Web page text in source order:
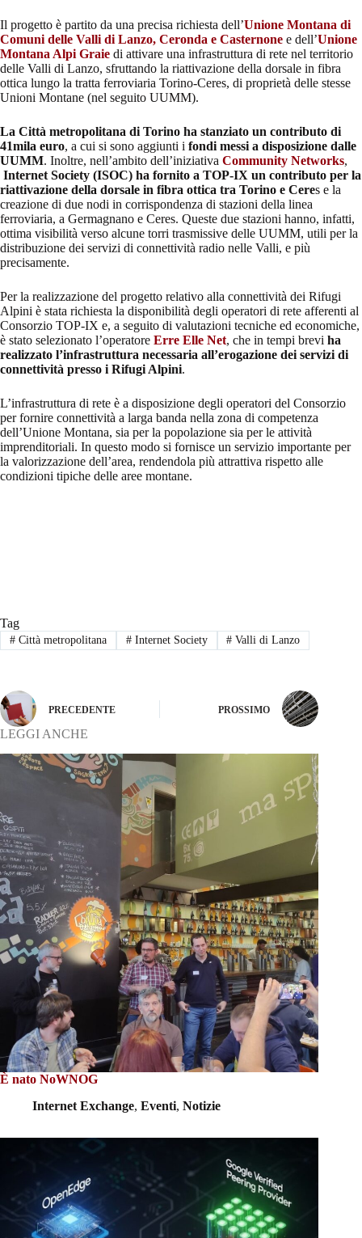
Il progetto è partito da una precisa richiesta dell’Unione Montana di
Comuni delle Valli di Lanzo, Ceronda e Casternone e dell’Unione
Montana Alpi Graie di attivare una infrastruttura di rete nel territorio
delle Valli di Lanzo, sfruttando la riattivazione della dorsale in fibra
ottica lungo la tratta ferroviaria Torino-Ceres, di proprietà delle stesse
Unioni Montane (nel seguito UUMM).
La Città metropolitana di Torino ha stanziato un contributo di
41mila euro, a cui si sono aggiunti i fondi messi a disposizione dalle
UUMM. Inoltre, nell’ambito dell’iniziativa Community Networks,
Internet Society (ISOC) ha fornito a TOP-IX un contributo per la
riattivazione della dorsale in fibra ottica tra Torino e Ceres e la
creazione di due nodi in corrispondenza di stazioni della linea
ferroviaria, a Germagnano e Ceres. Queste due stazioni hanno, infatti,
ottima visibilità verso alcune torri trasmissive delle UUMM, utili per la
distribuzione dei servizi di connettività radio nelle Valli, e più
precisamente.
Per la realizzazione del progetto relativo alla connettività dei Rifugi
Alpini è stata richiesta la disponibilità degli operatori di rete afferenti al
Consorzio TOP-IX e, a seguito di valutazioni tecniche ed economiche,
è stato selezionato l’operatore Erre Elle Net, che in tempi brevi ha
realizzato l’infrastruttura necessaria all’erogazione dei servizi di
connettività presso i Rifugi Alpini.
L’infrastruttura di rete è a disposizione degli operatori del Consorzio
per fornire connettività a larga banda nella zona di competenza
dell’Unione Montana, sia per la popolazione sia per le attività
imprenditoriali. In questo modo si fornisce un servizio importante per
la valorizzazione dell’area, rendendola più attrattiva rispetto alle
condizioni tipiche delle aree montane.
Tag
#Città metropolitana #Internet Society # Valli di Lanzo
PRECEDENTE PROSSIMO
LEGGI ANCHE
È nato NoWNOG
Internet Exchange, Eventi, Notizie